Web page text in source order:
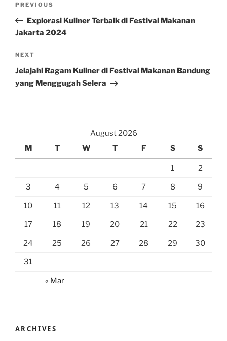
Previous
Post
PREVIOUS
Explorasi Kuliner Terbaik di Festival Makanan
Jakarta 2024
Next
Post
NEXT
Jelajahi Ragam Kuliner di Festival Makanan Bandung
yang Menggugah Selera
August 2026
M
T W T F S S
1 2
3 4 5 6 7 8 9
10 11 12 13 14 15 16
17 18 19 20 21 22 23
24 25 26 27 28 29 30
31
« Mar
ARCHIVES